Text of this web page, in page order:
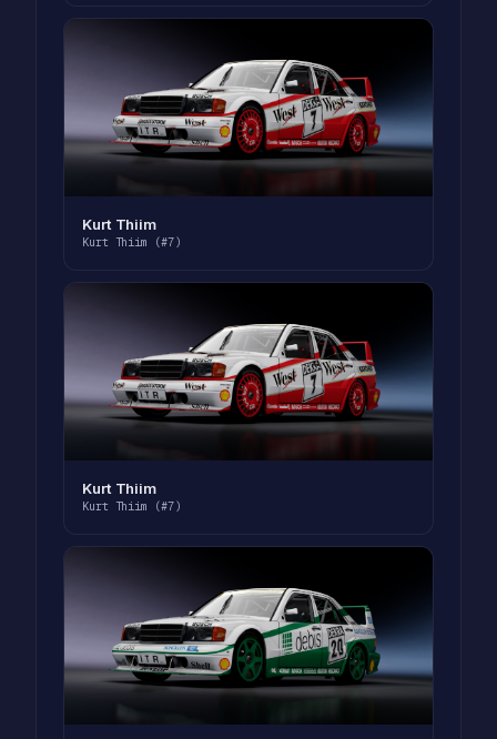
Kurt Thiim
Kurt Thiim (#7)
Kurt Thiim
Kurt Thiim (#7)